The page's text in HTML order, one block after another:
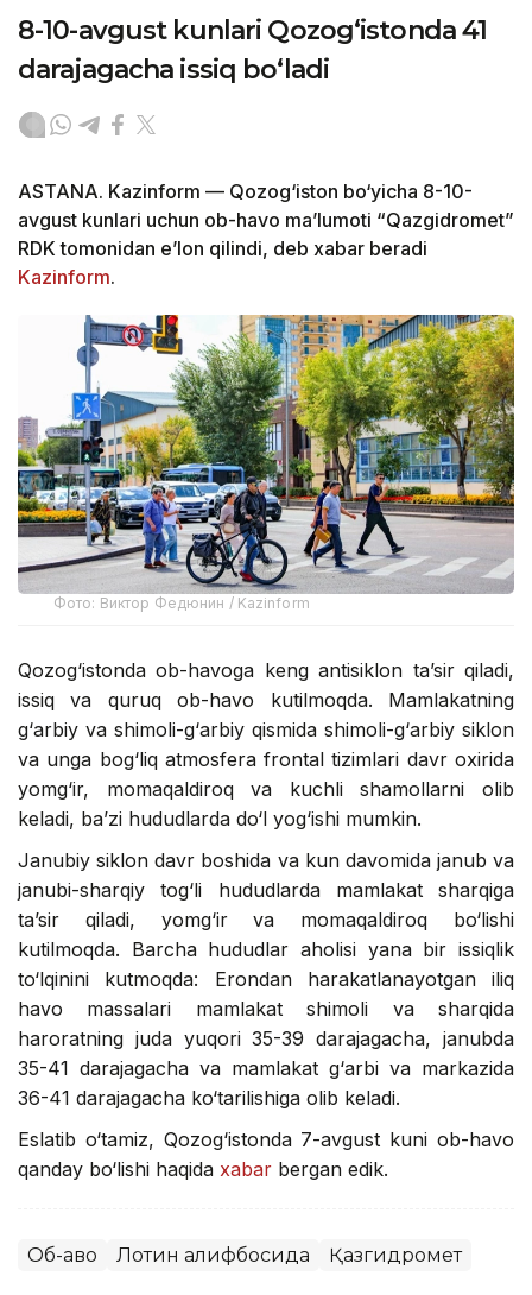
8-10-avgust kunlari Qozog‘istonda 41
darajagacha issiq bo‘ladi
ASTANA. Kazinform — Qozog‘iston bo‘yicha 8-10-
avgust kunlari uchun ob-havo ma’lumoti “Qazgidromet”
RDK tomonidan e’lon qilindi, deb xabar beradi
Kazinform.
Фото: Виктор Федюнин / Kazinform
Qozog‘istonda ob-havoga keng antisiklon ta’sir qiladi,
issiq va quruq ob-havo kutilmoqda. Mamlakatning
g‘arbiy va shimoli-g‘arbiy qismida shimoli-g‘arbiy siklon
va unga bog‘liq atmosfera frontal tizimlari davr oxirida
yomg‘ir, momaqaldiroq va kuchli shamollarni olib
keladi, ba’zi hududlarda do‘l yog‘ishi mumkin.
Janubiy siklon davr boshida va kun davomida janub va
janubi-sharqiy tog‘li hududlarda mamlakat sharqiga
ta’sir qiladi, yomg‘ir va momaqaldiroq bo‘lishi
kutilmoqda. Barcha hududlar aholisi yana bir issiqlik
to‘lqinini kutmoqda: Erondan harakatlanayotgan iliq
havo massalari mamlakat shimoli va sharqida
haroratning juda yuqori 35-39 darajagacha, janubda
35-41 darajagacha va mamlakat g‘arbi va markazida
36-41 darajagacha ko‘tarilishiga olib keladi.
Eslatib o‘tamiz, Qozog‘istonda 7-avgust kuni ob-havo
qanday bo‘lishi haqida xabar bergan edik.
Об-ҳаво Лотин алифбосида Қазгидромет